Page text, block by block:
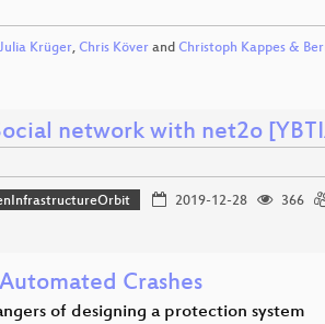
Julia Krüger, Chris Köver and Christoph Kappes &
network with net2o
2019-12-28 366
Crashes
of designing a protection system